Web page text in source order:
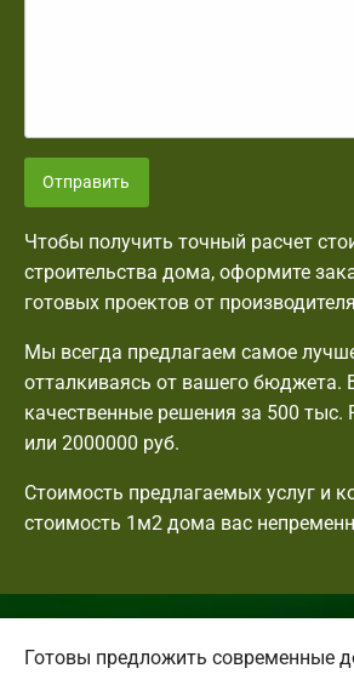
Отправить
Чтобы получить точный расчет
строительства дома, оформите
готовых проектов от
Мы всегда предлагаем самое
отталкиваясь от вашего бюджета.
качественные решения за 500 тыс.
или 2000000 руб.
Стоимость предлагаемых услуг и
стоимость 1м2 дома вас
Готовы предложить современные